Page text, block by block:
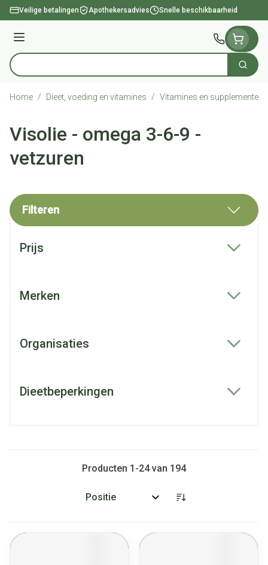
Ga naar de inhoud
Veilige betalingen Apothekersadvies Snelle beschikbaarheid
Menu
Product, merk, categorie... Zoek
Home / Dieet, voeding en vitamines / Vitamines en supplementen
Visolie - omega 3-6-9 -
vetzuren
Filteren
Prijs
Merken
Organisaties
Dieetbeperkingen
Producten 1 -24van 194
Sorteer op: